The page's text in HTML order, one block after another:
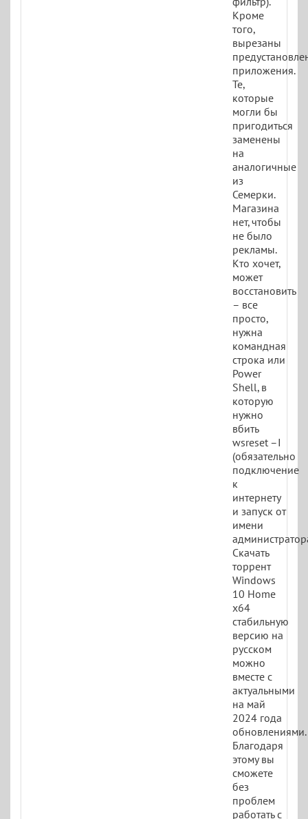
Кроме
того,
вырезаны
приложения.
Те,
которые
могли бы
пригодиться
заменены
на
аналогичные
из
Семерки.
Магазина
нет, чтобы
не было
рекламы.
Кто хочет,
может
восстановить
– все
просто,
нужна
командная
строка или
Power
Shell, в
которую
нужно
вбить
wsreset –I
(обязательно
подключение
к
интернету
и запуск от
имени
Скачать
торрент
Windows
10 Home
x64
стабильную
версию на
русском
можно
вместе с
актуальными
на май
2024 года
обновлениями.
Благодаря
этому вы
сможете
без
проблем
работать с